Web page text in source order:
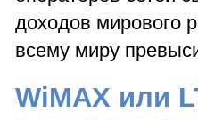
доходов мирового
всему миру
WiMAX или